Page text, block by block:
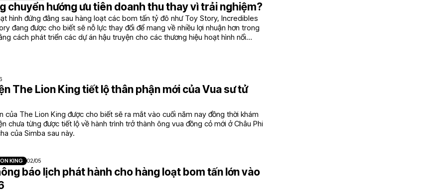
chuyển hướng ưu tiên doanh thu thay vì trải nghiệm?
hình đứng đằng sau hàng loạt các bom tấn tỷ đô như Toy Story, Incredibles
đang được cho biết sẽ nỗ lực thay đổi để mang về nhiều lợi nhuận hơn trong
cách phát triển các dự án hậu truyện cho các thương hiệu hoạt hình nổi
The Lion King tiết lộ thân phận mới của Vua sư tử
của The Lion King được cho biết sẽ ra mắt vào cuối năm nay đồng thời khám
chưa từng được tiết lộ về hành trình trở thành ông vua đồng cỏ mới ở Châu Phi
của Simba sau này.
KING 02/05
báo lịch phát hành cho hàng loạt bom tấn lớn vào